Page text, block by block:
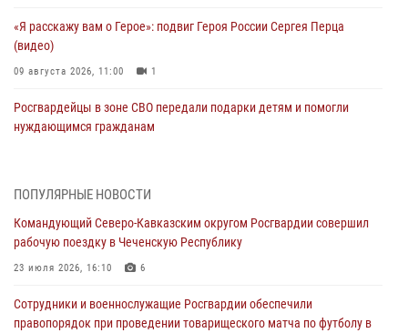
«Я расскажу вам о Герое»: подвиг Героя России Сергея Перца
(видео)
09 августа 2026, 11:00 1
Росгвардейцы в зоне СВО передали подарки детям и помогли
нуждающимся гражданам
В Центральных регионах России продолжается ведомственная
09 августа 2026, 08:00
В Чеченской Республике пожарные расчеты Росгвардии и МЧС
09 августа 2026, 08:00
ПОПУЛЯРНЫЕ НОВОСТИ
Командующий Северо-Кавказским округом Росгвардии совершил
рабочую поездку в Чеченскую Республику
23 июля 2026, 16:10 6
Сотрудники и военнослужащие Росгвардии обеспечили
правопорядок при проведении товарищеского матча по футболу в